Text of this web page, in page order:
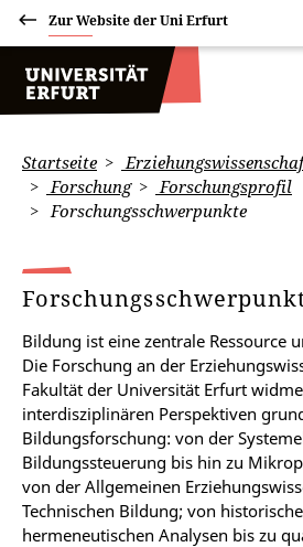
Zur Website der Uni Erfurt
Startseite
Forschung
Forschungsprofil
Forschungsschwerpunkte
Bildung ist eine zentrale Ressource
Die Forschung an der
Fakultät der Universität Erfurt
interdisziplinären Perspektiven
Bildungsforschung: von der
Bildungssteuerung bis hin zu
von der Allgemeinen
Technischen Bildung; von
hermeneutischen Analysen bis zu